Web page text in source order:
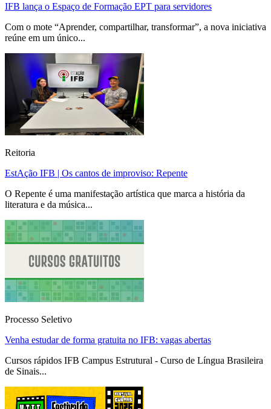
IFB lança o Espaço de Formação EPT para servidores
Com o mote “Aprender, compartilhar, transformar”, a nova iniciativa
reúne em um único...
Reitoria
EstAção IFB | Os cantos de improviso: Repente
O Repente é uma manifestação artística que marca a história da
literatura e da música...
Processo Seletivo
Venha estudar de forma gratuita no IFB: vagas abertas
Cursos rápidos IFB Campus Estrutural - Curso de Língua Brasileira
de Sinais...